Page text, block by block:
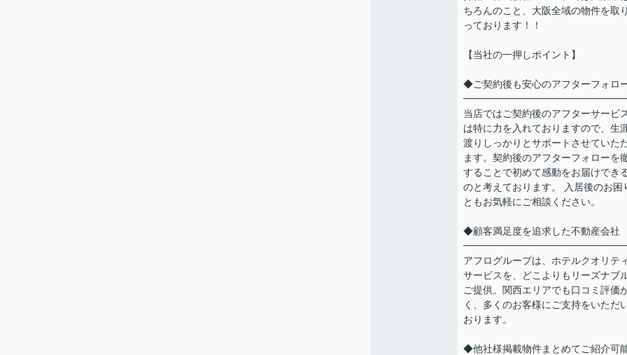
ちろんのこと、大阪全域の物件を取
っております！！
【当社の一押しポイント】
◆ご契約後も安心のアフターフォロ
当店ではご契約後のアフターサービ
は特に力を入れておりますので、生
渡りしっかりとサポートさせていた
ます。契約後のアフターフォローを
することで初めて感動をお届けでき
のと考えております。 入居後のお困
ともお気軽にご相談ください。
◆顧客満足度を追求した不動産会社
アフログループは、ホテルクオリテ
サービスを、どこよりもリーズナブ
ご提供。関西エリアでも口コミ評価
く、多くのお客様にご支持をいただ
おります。
◆他社様掲載物件まとめてご紹介可